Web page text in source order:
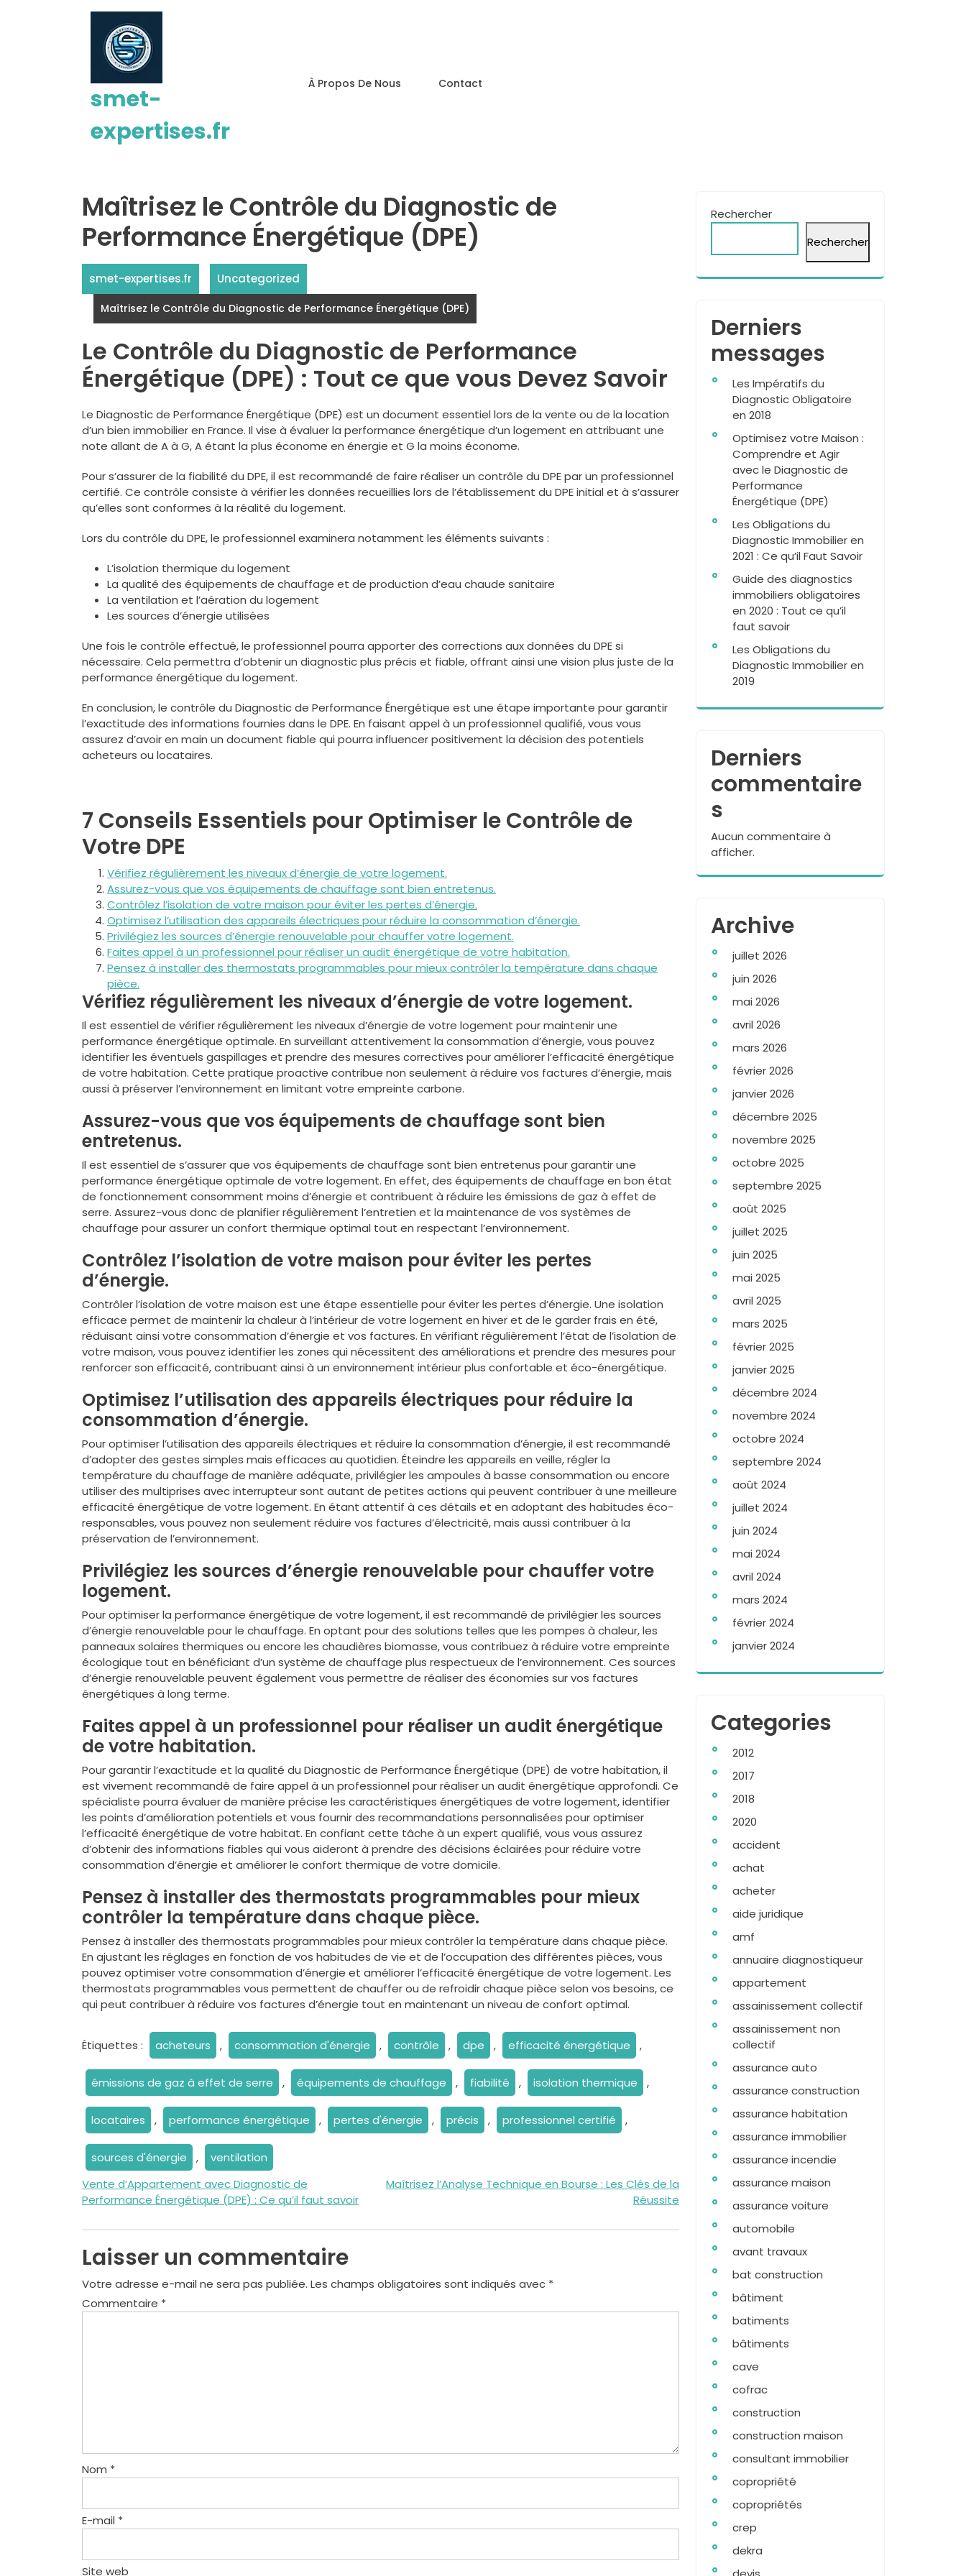
smet-
expertises.fr
À Propos De Nous Contact
Maîtrisez le Contrôle du Diagnostic de
Performance Énergétique (DPE)
smet-expertises.fr Uncategorized
Maîtrisez le Contrôle du Diagnostic de Performance Énergétique (DPE)
Le Contrôle du Diagnostic de Performance
Énergétique (DPE) : Tout ce que vous Devez Savoir
Le Diagnostic de Performance Énergétique (DPE) est un document essentiel lors de la vente ou de la location
d’un bien immobilier en France. Il vise à évaluer la performance énergétique d’un logement en attribuant une
note allant de A à G, A étant la plus économe en énergie et G la moins économe.
Pour s’assurer de la fiabilité du DPE, il est recommandé de faire réaliser un contrôle du DPE par un professionnel
certifié. Ce contrôle consiste à vérifier les données recueillies lors de l’établissement du DPE initial et à s’assurer
qu’elles sont conformes à la réalité du logement.
Lors du contrôle du DPE, le professionnel examinera notamment les éléments suivants :
L’isolation thermique du logement
La qualité des équipements de chauffage et de production d’eau chaude sanitaire
La ventilation et l’aération du logement
Les sources d’énergie utilisées
Une fois le contrôle effectué, le professionnel pourra apporter des corrections aux données du DPE si
nécessaire. Cela permettra d’obtenir un diagnostic plus précis et fiable, offrant ainsi une vision plus juste de la
performance énergétique du logement.
En conclusion, le contrôle du Diagnostic de Performance Énergétique est une étape importante pour garantir
l’exactitude des informations fournies dans le DPE. En faisant appel à un professionnel qualifié, vous vous
assurez d’avoir en main un document fiable qui pourra influencer positivement la décision des potentiels
acheteurs ou locataires.
7 Conseils Essentiels pour Optimiser le Contrôle de
Votre DPE
Vérifiez régulièrement les niveaux d’énergie de votre logement.
Assurez-vous que vos équipements de chauffage sont bien entretenus.
Contrôlez l’isolation de votre maison pour éviter les pertes d’énergie.
Optimisez l’utilisation des appareils électriques pour réduire la consommation d’énergie.
Privilégiez les sources d’énergie renouvelable pour chauffer votre logement.
Faites appel à un professionnel pour réaliser un audit énergétique de votre habitation.
Pensez à installer des thermostats programmables pour mieux contrôler la température dans chaque
pièce.
Vérifiez régulièrement les niveaux d’énergie de votre logement.
Il est essentiel de vérifier régulièrement les niveaux d’énergie de votre logement pour maintenir une
performance énergétique optimale. En surveillant attentivement la consommation d’énergie, vous pouvez
identifier les éventuels gaspillages et prendre des mesures correctives pour améliorer l’efficacité énergétique
de votre habitation. Cette pratique proactive contribue non seulement à réduire vos factures d’énergie, mais
aussi à préserver l’environnement en limitant votre empreinte carbone.
Assurez-vous que vos équipements de chauffage sont bien
entretenus.
Il est essentiel de s’assurer que vos équipements de chauffage sont bien entretenus pour garantir une
performance énergétique optimale de votre logement. En effet, des équipements de chauffage en bon état
de fonctionnement consomment moins d’énergie et contribuent à réduire les émissions de gaz à effet de
serre. Assurez-vous donc de planifier régulièrement l’entretien et la maintenance de vos systèmes de
chauffage pour assurer un confort thermique optimal tout en respectant l’environnement.
Contrôlez l’isolation de votre maison pour éviter les pertes
d’énergie.
Contrôler l’isolation de votre maison est une étape essentielle pour éviter les pertes d’énergie. Une isolation
efficace permet de maintenir la chaleur à l’intérieur de votre logement en hiver et de le garder frais en été,
réduisant ainsi votre consommation d’énergie et vos factures. En vérifiant régulièrement l’état de l’isolation de
votre maison, vous pouvez identifier les zones qui nécessitent des améliorations et prendre des mesures pour
renforcer son efficacité, contribuant ainsi à un environnement intérieur plus confortable et éco-énergétique.
Optimisez l’utilisation des appareils électriques pour réduire la
consommation d’énergie.
Pour optimiser l’utilisation des appareils électriques et réduire la consommation d’énergie, il est recommandé
d’adopter des gestes simples mais efficaces au quotidien. Éteindre les appareils en veille, régler la
température du chauffage de manière adéquate, privilégier les ampoules à basse consommation ou encore
utiliser des multiprises avec interrupteur sont autant de petites actions qui peuvent contribuer à une meilleure
efficacité énergétique de votre logement. En étant attentif à ces détails et en adoptant des habitudes éco-
responsables, vous pouvez non seulement réduire vos factures d’électricité, mais aussi contribuer à la
préservation de l’environnement.
Privilégiez les sources d’énergie renouvelable pour chauffer votre
logement.
Pour optimiser la performance énergétique de votre logement, il est recommandé de privilégier les sources
d’énergie renouvelable pour le chauffage. En optant pour des solutions telles que les pompes à chaleur, les
panneaux solaires thermiques ou encore les chaudières biomasse, vous contribuez à réduire votre empreinte
écologique tout en bénéficiant d’un système de chauffage plus respectueux de l’environnement. Ces sources
d’énergie renouvelable peuvent également vous permettre de réaliser des économies sur vos factures
énergétiques à long terme.
Faites appel à un professionnel pour réaliser un audit énergétique
de votre habitation.
Pour garantir l’exactitude et la qualité du Diagnostic de Performance Énergétique (DPE) de votre habitation, il
est vivement recommandé de faire appel à un professionnel pour réaliser un audit énergétique approfondi. Ce
spécialiste pourra évaluer de manière précise les caractéristiques énergétiques de votre logement, identifier
les points d’amélioration potentiels et vous fournir des recommandations personnalisées pour optimiser
l’efficacité énergétique de votre habitat. En confiant cette tâche à un expert qualifié, vous vous assurez
d’obtenir des informations fiables qui vous aideront à prendre des décisions éclairées pour réduire votre
consommation d’énergie et améliorer le confort thermique de votre domicile.
Pensez à installer des thermostats programmables pour mieux
contrôler la température dans chaque pièce.
Pensez à installer des thermostats programmables pour mieux contrôler la température dans chaque pièce.
En ajustant les réglages en fonction de vos habitudes de vie et de l’occupation des différentes pièces, vous
pouvez optimiser votre consommation d’énergie et améliorer l’efficacité énergétique de votre logement. Les
thermostats programmables vous permettent de chauffer ou de refroidir chaque pièce selon vos besoins, ce
qui peut contribuer à réduire vos factures d’énergie tout en maintenant un niveau de confort optimal.
Étiquettes : acheteurs , consommation d'énergie , contrôle , dpe , efficacité énergétique ,
émissions de gaz à effet de serre , équipements de chauffage , fiabilité , isolation thermique ,
locataires , performance énergétique , pertes d'énergie , précis , professionnel certifié ,
sources d'énergie , ventilation
Navigation
de
l’article
Vente d’Appartement avec Diagnostic de
Performance Énergétique (DPE) : Ce qu’il faut savoir
Maîtrisez l’Analyse Technique en Bourse : Les Clés de la
Réussite
Laisser un commentaire
Votre adresse e-mail ne sera pas publiée. Les champs obligatoires sont indiqués avec *
Commentaire *
Nom *
E-mail *
Site web
Rechercher
Rechercher
Derniers
messages
Les Impératifs du
Diagnostic Obligatoire
en 2018
Optimisez votre Maison :
Comprendre et Agir
avec le Diagnostic de
Performance
Énergétique (DPE)
Les Obligations du
Diagnostic Immobilier en
2021 : Ce qu’il Faut Savoir
Guide des diagnostics
immobiliers obligatoires
en 2020 : Tout ce qu’il
faut savoir
Les Obligations du
Diagnostic Immobilier en
2019
Derniers
commentaire
s
Aucun commentaire à
afficher.
Archive
juillet 2026
juin 2026
mai 2026
avril 2026
mars 2026
février 2026
janvier 2026
décembre 2025
novembre 2025
octobre 2025
septembre 2025
août 2025
juillet 2025
juin 2025
mai 2025
avril 2025
mars 2025
février 2025
janvier 2025
décembre 2024
novembre 2024
octobre 2024
septembre 2024
août 2024
juillet 2024
juin 2024
mai 2024
avril 2024
mars 2024
février 2024
janvier 2024
Categories
2012
2017
2018
2020
accident
achat
acheter
aide juridique
amf
annuaire diagnostiqueur
appartement
assainissement collectif
assainissement non
collectif
assurance auto
assurance construction
assurance habitation
assurance immobilier
assurance incendie
assurance maison
assurance voiture
automobile
avant travaux
bat construction
bâtiment
batiments
bâtiments
cave
cofrac
construction
construction maison
consultant immobilier
copropriété
copropriétés
crep
dekra